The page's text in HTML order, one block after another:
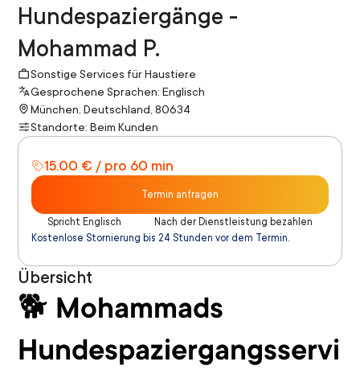
Hundespaziergänge -
Mohammad P.
Sonstige Services für Haustiere
Gesprochene Sprachen: Englisch
München, Deutschland, 80634
Standorte: Beim Kunden
15.00 € / pro 60 min
Termin anfragen
Spricht Englisch
Nach der Dienstleistung bezahlen
Kostenlose Stornierung bis 24 Stunden vor dem Termin.
Übersicht
🐕 Mohammads
Hundespaziergangsservi